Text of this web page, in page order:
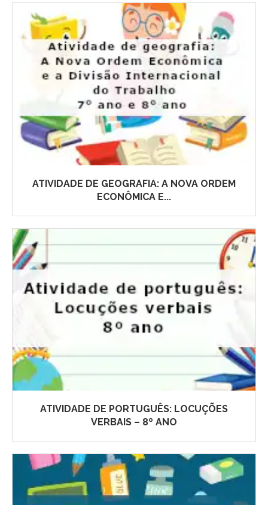
ATIVIDADE DE GEOGRAFIA: A NOVA ORDEM
ECONÔMICA E...
ATIVIDADE DE PORTUGUÊS: LOCUÇÕES
VERBAIS – 8º ANO